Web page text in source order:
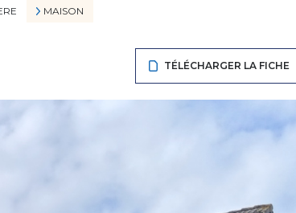
MAISON
TÉLÉCHARGER LA FICHE